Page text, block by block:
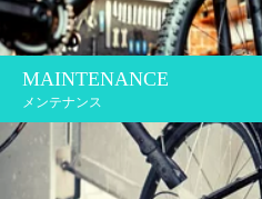
MAINTENANCE
メンテナンス